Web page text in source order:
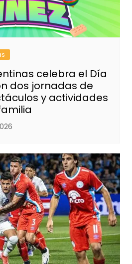
celebra el Día
dos jornadas de
y actividades